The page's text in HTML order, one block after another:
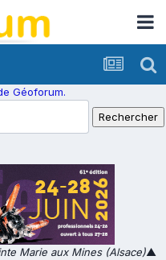
Géoforum.
Marie aux Mines (Alsace)▲